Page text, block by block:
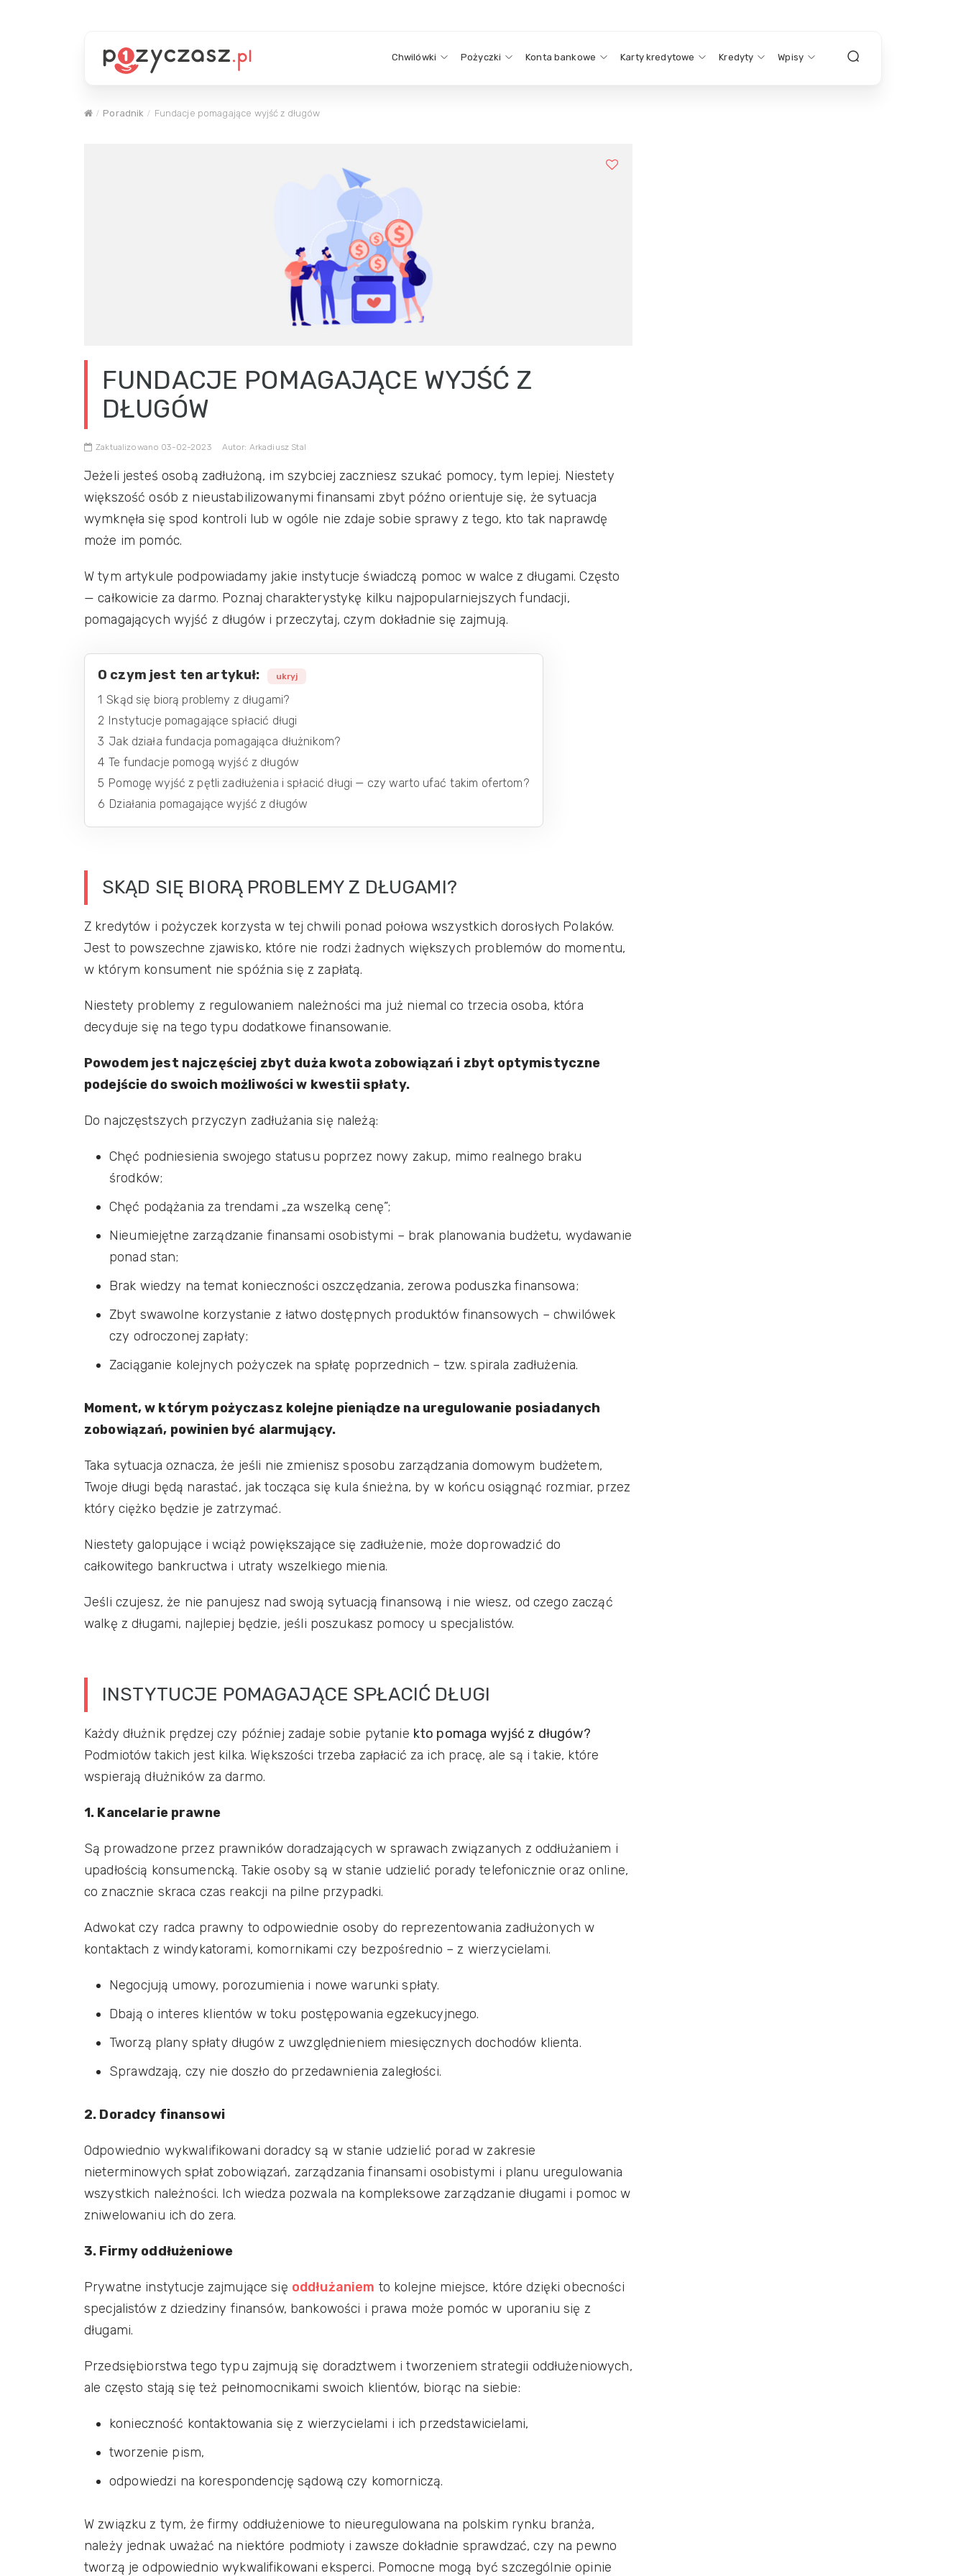
Chwilówki Pożyczki Konta bankowe Karty kredytowe Kredyty Wpisy
Poradnik Fundacje pomagające wyjść z długów
FUNDACJE POMAGAJĄCE WYJŚĆ Z
DŁUGÓW
Zaktualizowano 03-02-2023 Autor: Arkadiusz Stal
Jeżeli jesteś osobą zadłużoną, im szybciej zaczniesz szukać pomocy, tym lepiej. Niestety
większość osób z nieustabilizowanymi finansami zbyt późno orientuje się, że sytuacja
wymknęła się spod kontroli lub w ogóle nie zdaje sobie sprawy z tego, kto tak naprawdę
może im pomóc.
W tym artykule podpowiadamy jakie instytucje świadczą pomoc w walce z długami. Często
— całkowicie za darmo. Poznaj charakterystykę kilku najpopularniejszych fundacji,
pomagających wyjść z długów i przeczytaj, czym dokładnie się zajmują.
O czym jest ten artykuł: ukryj
1 Skąd się biorą problemy z długami?
2 Instytucje pomagające spłacić długi
3 Jak działa fundacja pomagająca dłużnikom?
4 Te fundacje pomogą wyjść z długów
5 Pomogę wyjść z pętli zadłużenia i spłacić długi — czy warto ufać takim ofertom?
6 Działania pomagające wyjść z długów
SKĄD SIĘ BIORĄ PROBLEMY Z DŁUGAMI?
Z kredytów i pożyczek korzysta w tej chwili ponad połowa wszystkich dorosłych Polaków.
Jest to powszechne zjawisko, które nie rodzi żadnych większych problemów do momentu,
w którym konsument nie spóźnia się z zapłatą.
Niestety problemy z regulowaniem należności ma już niemal co trzecia osoba, która
decyduje się na tego typu dodatkowe finansowanie.
Powodem jest najczęściej zbyt duża kwota zobowiązań i zbyt optymistyczne
podejście do swoich możliwości w kwestii spłaty.
Do najczęstszych przyczyn zadłużania się należą:
Chęć podniesienia swojego statusu poprzez nowy zakup, mimo realnego braku
środków;
Chęć podążania za trendami „za wszelką cenę”;
Nieumiejętne zarządzanie finansami osobistymi – brak planowania budżetu, wydawanie
ponad stan;
Brak wiedzy na temat konieczności oszczędzania, zerowa poduszka finansowa;
Zbyt swawolne korzystanie z łatwo dostępnych produktów finansowych – chwilówek
czy odroczonej zapłaty;
Zaciąganie kolejnych pożyczek na spłatę poprzednich – tzw. spirala zadłużenia.
Moment, w którym pożyczasz kolejne pieniądze na uregulowanie posiadanych
zobowiązań, powinien być alarmujący.
Taka sytuacja oznacza, że jeśli nie zmienisz sposobu zarządzania domowym budżetem,
Twoje długi będą narastać, jak tocząca się kula śnieżna, by w końcu osiągnąć rozmiar, przez
który ciężko będzie je zatrzymać.
Niestety galopujące i wciąż powiększające się zadłużenie, może doprowadzić do
całkowitego bankructwa i utraty wszelkiego mienia.
Jeśli czujesz, że nie panujesz nad swoją sytuacją finansową i nie wiesz, od czego zacząć
walkę z długami, najlepiej będzie, jeśli poszukasz pomocy u specjalistów.
INSTYTUCJE POMAGAJĄCE SPŁACIĆ DŁUGI
Każdy dłużnik prędzej czy później zadaje sobie pytanie kto pomaga wyjść z długów?
Podmiotów takich jest kilka. Większości trzeba zapłacić za ich pracę, ale są i takie, które
wspierają dłużników za darmo.
1. Kancelarie prawne
Są prowadzone przez prawników doradzających w sprawach związanych z oddłużaniem i
upadłością konsumencką. Takie osoby są w stanie udzielić porady telefonicznie oraz online,
co znacznie skraca czas reakcji na pilne przypadki.
Adwokat czy radca prawny to odpowiednie osoby do reprezentowania zadłużonych w
kontaktach z windykatorami, komornikami czy bezpośrednio – z wierzycielami.
Negocjują umowy, porozumienia i nowe warunki spłaty.
Dbają o interes klientów w toku postępowania egzekucyjnego.
Tworzą plany spłaty długów z uwzględnieniem miesięcznych dochodów klienta.
Sprawdzają, czy nie doszło do przedawnienia zaległości.
2. Doradcy finansowi
Odpowiednio wykwalifikowani doradcy są w stanie udzielić porad w zakresie
nieterminowych spłat zobowiązań, zarządzania finansami osobistymi i planu uregulowania
wszystkich należności. Ich wiedza pozwala na kompleksowe zarządzanie długami i pomoc w
zniwelowaniu ich do zera.
3. Firmy oddłużeniowe
Prywatne instytucje zajmujące się oddłużaniem to kolejne miejsce, które dzięki obecności
specjalistów z dziedziny finansów, bankowości i prawa może pomóc w uporaniu się z
długami.
Przedsiębiorstwa tego typu zajmują się doradztwem i tworzeniem strategii oddłużeniowych,
ale często stają się też pełnomocnikami swoich klientów, biorąc na siebie:
konieczność kontaktowania się z wierzycielami i ich przedstawicielami,
tworzenie pism,
odpowiedzi na korespondencję sądową czy komorniczą.
W związku z tym, że firmy oddłużeniowe to nieuregulowana na polskim rynku branża,
należy jednak uważać na niektóre podmioty i zawsze dokładnie sprawdzać, czy na pewno
tworzą je odpowiednio wykwalifikowani eksperci. Pomocne mogą być szczególnie opinie